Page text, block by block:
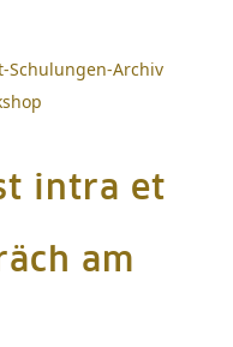
Schulungen-Archiv
intra et
am